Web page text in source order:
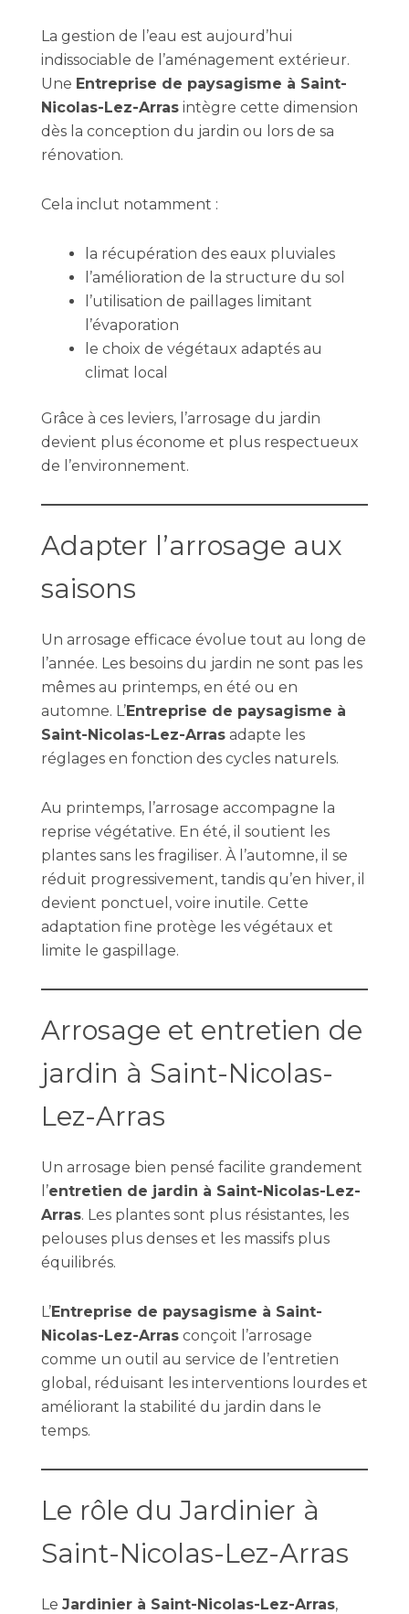
La gestion de l’eau est aujourd’hui
indissociable de l’aménagement extérieur.
Une Entreprise de paysagisme à Saint-
Nicolas-Lez-Arras intègre cette dimension
dès la conception du jardin ou lors de sa
rénovation.
Cela inclut notamment :
la récupération des eaux pluviales
l’amélioration de la structure du sol
l’utilisation de paillages limitant
l’évaporation
le choix de végétaux adaptés au
climat local
Grâce à ces leviers, l’arrosage du jardin
devient plus économe et plus respectueux
de l’environnement.
Adapter l’arrosage aux
saisons
Un arrosage efficace évolue tout au long de
l’année. Les besoins du jardin ne sont pas les
mêmes au printemps, en été ou en
automne. L’Entreprise de paysagisme à
Saint-Nicolas-Lez-Arras adapte les
réglages en fonction des cycles naturels.
Au printemps, l’arrosage accompagne la
reprise végétative. En été, il soutient les
plantes sans les fragiliser. À l’automne, il se
réduit progressivement, tandis qu’en hiver, il
devient ponctuel, voire inutile. Cette
adaptation fine protège les végétaux et
limite le gaspillage.
Arrosage et entretien de
jardin à Saint-Nicolas-
Lez-Arras
Un arrosage bien pensé facilite grandement
l’entretien de jardin à Saint-Nicolas-Lez-
Arras. Les plantes sont plus résistantes, les
pelouses plus denses et les massifs plus
équilibrés.
L’Entreprise de paysagisme à Saint-
Nicolas-Lez-Arras conçoit l’arrosage
comme un outil au service de l’entretien
global, réduisant les interventions lourdes et
améliorant la stabilité du jardin dans le
temps.
Le rôle du Jardinier à
Saint-Nicolas-Lez-Arras
Le Jardinier à Saint-Nicolas-Lez-Arras,